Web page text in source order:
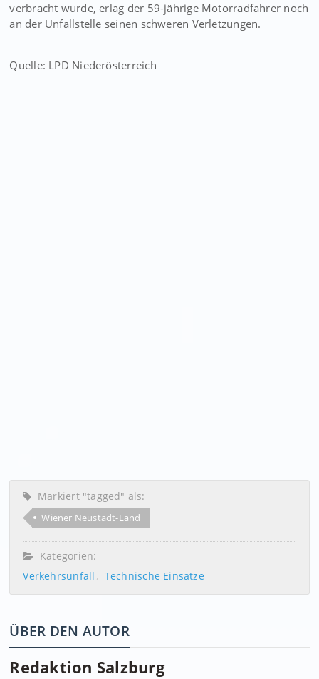
verbracht wurde, erlag der 59-jährige Motorradfahrer noch
an der Unfallstelle seinen schweren Verletzungen.
Quelle: LPD Niederösterreich
Markiert "tagged" als:
Wiener Neustadt-Land
Kategorien:
Verkehrsunfall
Technische Einsätze
ÜBER DEN AUTOR
Redaktion Salzburg